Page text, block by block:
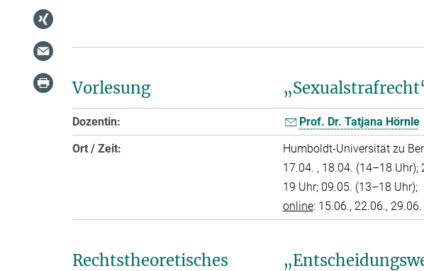
Vorlesung
Dozentin:
Prof. Dr. Tatjana Hörnle
Ort / Zeit:
Humboldt-Universität zu
17.04. , 18.04. (14–18
19 Uhr; 09.05. (13–18 Uhr);
online: 15.06., 22.06.,
Rechtstheoretisches